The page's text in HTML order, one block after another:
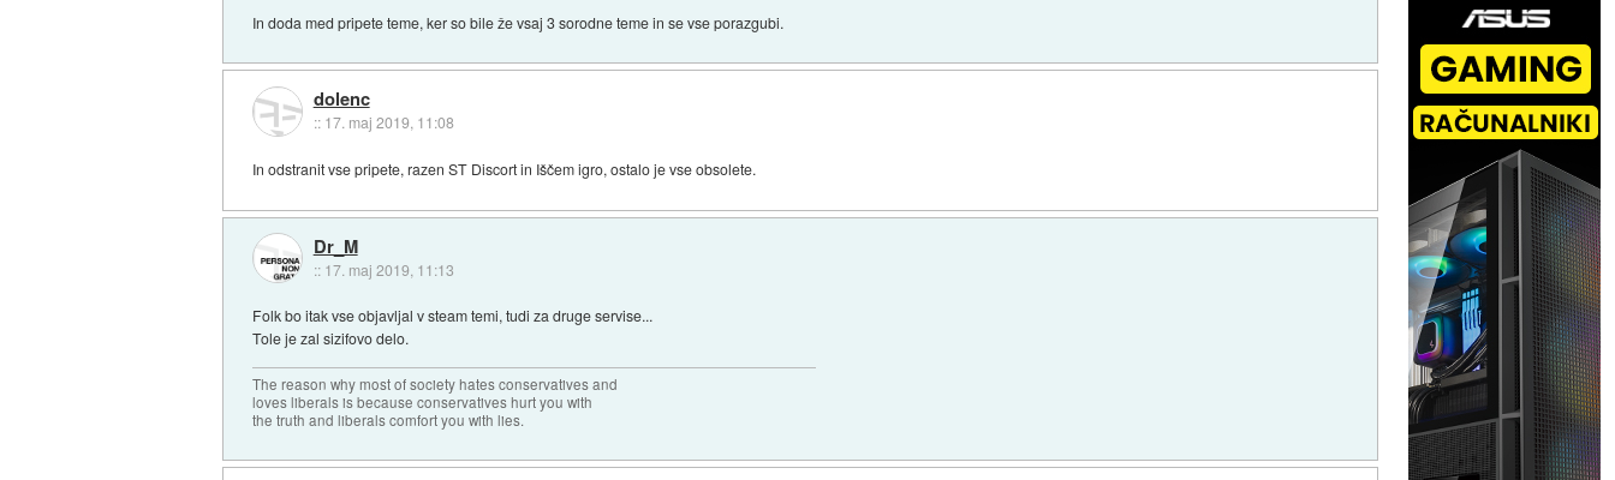
In doda med pripete teme, ker so bile že vsaj 3 sorodne teme in se vse porazgubi.
dolenc
:: 17. maj 2019, 11:08
In odstranit vse pripete, razen ST Discort in Iščem igro, ostalo je vse obsolete.
Dr_M
:: 17. maj 2019, 11:13
Folk bo itak vse objavljal v steam temi, tudi za druge servise...
Tole je zal sizifovo delo.
The reason why most of society hates conservatives and
loves liberals is because conservatives hurt you with
the truth and liberals comfort you with lies.